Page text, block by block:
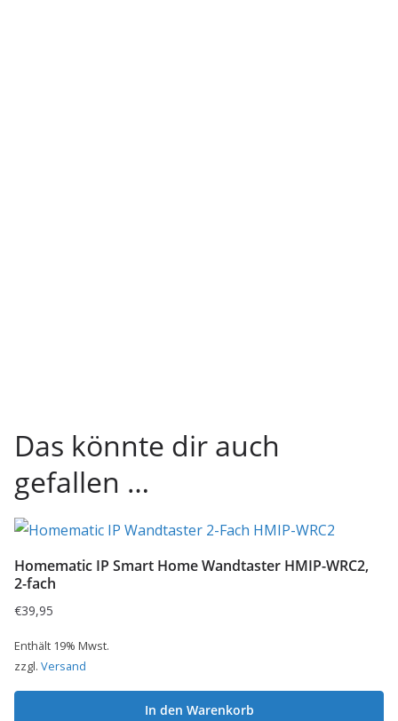
Das könnte dir auch
gefallen …
Homematic IP Smart Home Wandtaster HMIP-WRC2,
2-fach
€39,95
Enthält 19% Mwst.
zzgl. Versand
In den Warenkorb